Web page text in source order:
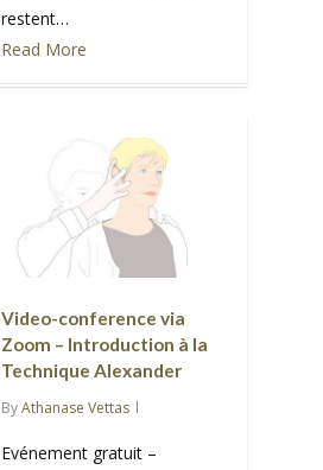
restent…
Read More
Video-conference via
Zoom – Introduction à la
Technique Alexander
ByAthanase Vettas
Evénement gratuit –